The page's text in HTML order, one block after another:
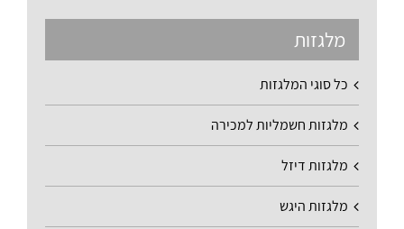
מלגזות
כל סוגי המלגזות
מלגזות חשמליות למכירה
מלגזות דיזל
מלגזות היגש